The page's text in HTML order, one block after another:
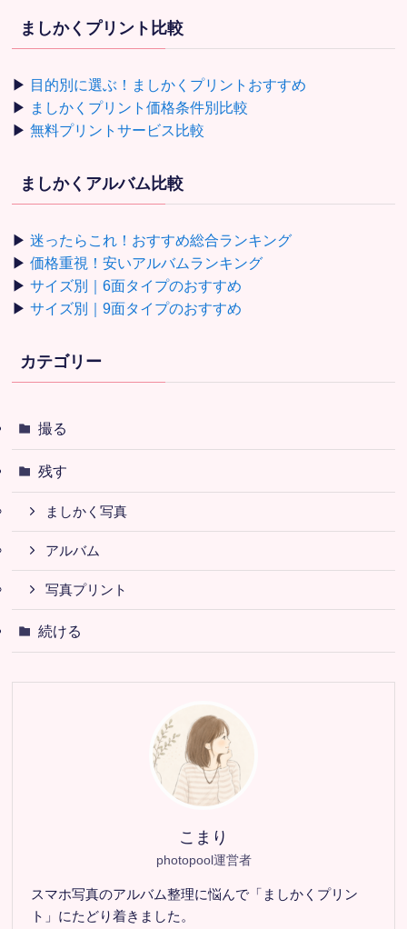
ましかくプリント比較
▶ 目的別に選ぶ！ましかくプリントおすすめ
▶ ましかくプリント価格条件別比較
▶無料プリントサービス比較
ましかくアルバム比較
▶迷ったらこれ！おすすめ総合ランキング
▶価格重視！安いアルバムランキング
▶サイズ別｜6面タイプのおすすめ
▶サイズ別｜9面タイプのおすすめ
カテゴリー
撮る
残す
ましかく写真
アルバム
写真プリント
続ける
こまり
photopool運営者
スマホ写真のアルバム整理に悩んで「ましかくプリン
ト」にたどり着きました。